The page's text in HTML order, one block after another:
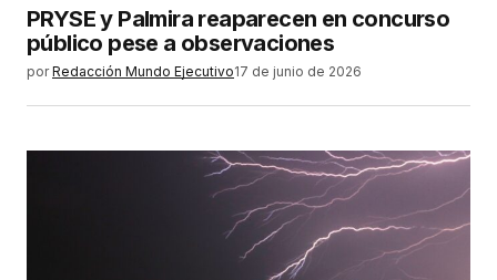
PRYSE y Palmira reaparecen en concurso
público pese a observaciones
por Redacción Mundo Ejecutivo17 de junio de 2026